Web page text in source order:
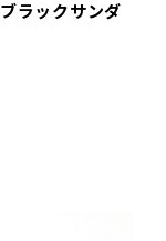
ブラックサンダ